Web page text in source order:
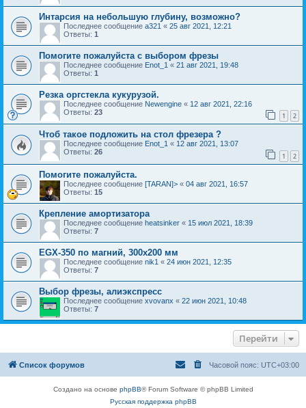
Интарсия на небольшую глубину, возможно?
Последнее сообщение a321 « 25 авг 2021, 12:21
Ответы: 1
Помогите пожалуйста с выбором фрезы
Последнее сообщение Enot_1 « 21 авг 2021, 19:48
Ответы: 1
Резка оргстекла кукурузой.
Последнее сообщение Newengine « 12 авг 2021, 22:16
Ответы: 23 1 2
Чтоб такое подложить на стол фрезера ?
Последнее сообщение Enot_1 « 12 авг 2021, 13:07
Ответы: 26 1 2
Помогите пожалуйста.
Последнее сообщение [TARAN]> « 04 авг 2021, 16:57
Ответы: 15
Крепление амортизатора
Последнее сообщение heatsinker « 15 июл 2021, 18:39
Ответы: 7
EGX-350 по магний, 300х200 мм
Последнее сообщение nik1 « 24 июн 2021, 12:35
Ответы: 7
Выбор фрезы, алиэкспресс
Последнее сообщение xvovanx « 22 июн 2021, 10:48
Ответы: 7
Перейти
Список форумов Часовой пояс: UTC+03:00
Создано на основе phpBB® Forum Software © phpBB Limited
Русская поддержка phpBB